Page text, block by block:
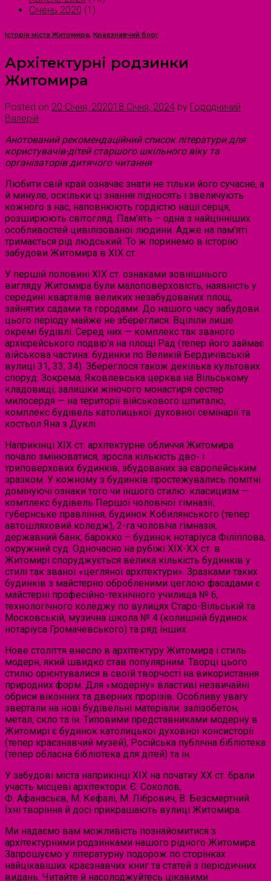
Січень 2020 (1)
Історія міста Житомира, Краєзнавчий блог
Архітектурні родзинки
Житомира
Posted on 20 Січня, 202018 Січня, 2024 by Городничий
Валерій
Анотований рекомендаційний список літератури для
користувачів-дітей старшого шкільного віку та
організаторів дитячого читання
Любити свій край означає знати не тільки його сучасне, а
й минуле, оскільки ці знання підносять і звеличують
кожного з нас, наповнюють гордістю наші серця,
розширюють світогляд. Пам’ять – одна з найцінніших
особливостей цивілізованої людини. Адже на пам’яті
тримається рід людський. То ж поринемо в історію
забудови Житомира в XIX ст.
У першій половині XIX ст. ознаками зовнішнього
вигляду Житомира були малоповерховість, наявність у
середині кварталів великих незабудованих площ,
зайнятих садами та городами. До нашого часу забудови
цього періоду майже не збереглися. Вціліли лише
окремі будівлі. Серед них — комплекс так званого
архієрейського подвір’я на площі Рад (тепер його займає
військова частина: будинки по Великій Бердичівській
вулиці 31, 33, 34). Збереглося також декілька культових
споруд. Зокрема, Яковлевська церква на Вільському
кладовищі, залишки жіночого монастиря сестер
милосердя — на території військового шпиталю,
комплекс будівель католицької духовної семінарії та
костьол Яна з Дуклі.
Наприкінці XIX ст. архітектурне обличчя Житомира
почало змінюватися, зросла кількість дво- і
триповерхових будинків, збудованих за європейським
зразком. У кожному з будинків простежувались помітні
домінуючі ознаки того чи іншого стилю: класицизм —
комплекс будівель Першої чоловічої гімназії,
губернське правління, будинок Кобилянського (тепер
автошляховий коледж), 2-га чоловіча гімназія,
державний банк; барокко – будинок нотаріуса Філіппова,
окружний суд. Одночасно на рубіжі XIX-XX ст. в
Житомирі споруджується велика кількість будинків у
стилі так званої «цегляної архітектури». Зразками таких
будинків з майстерно обробленими цеглою фасадами є
майстерні професійно-технічного училища № 6,
технологічного коледжу по вулицях Старо-Вільській та
Московській, музична школа № 4 (колишній будинок
нотаріуса Громачевського) та ряд інших.
Нове століття внесло в архітектуру Житомира і стиль
модерн, який швидко став популярним. Творці цього
стилю орієнтувалися в своїй творчості на використання
природних форм. Для «модерну» властиві незвичайні
обриси віконних та дверних прорізів. Особливу увагу
звертали на нові будівельні матеріали: залізобетон,
метал, скло та ін. Типовими представниками модерну в
Житомирі є будинок католицької духовної консисторії
(тепер краєзнавчий музей), Російська публічна бібліотека
(тепер обласна бібліотека для дітей) та ін.
У забудові міста наприкінці XIX на початку XX ст. брали
участь місцеві архітектори: Є. Соколов,
Ф. Афанасьєв, М. Кефалі, М. Лібрович, В. Безсмертний.
Їхні творіння й досі прикрашають вулиці Житомира.
Ми надаємо вам можливість познайомитися з
архітектурними родзинками нашого рідного Житомира.
Запрошуємо у літературну подорож по сторінках
найцікавіших краєзнавчих книг та статей з періодичних
видань. Читайте й насолоджуйтесь цікавими